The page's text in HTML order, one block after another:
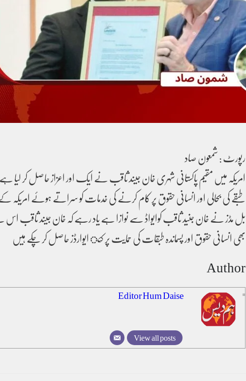
رپورٹ : شمعون صاد
امریکہ میں مقیم پاکستانی شہری خان جیند ثاقب نے ایک اور اعزاز حاصل کر لیا
طبقے کی بحالی اور انسانی حقوق پر کام کرنے کی خدمات کو سراتے ہوئے امریکہ
بل مڈز نے خان جنید ثاقب کوایواڈ سے نوازا ہے یاد رہے کہ خان جیند ثاقب
بھی انسانی حقوق اور پسماندہ طبقات کی حمایت پر کَئ ایوارڈز حاصل کر چکے ہیں
Author
Editor Hum Daise
View all posts